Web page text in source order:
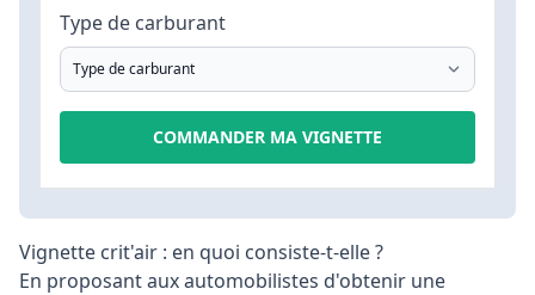
Type de carburant
COMMANDER MA VIGNETTE
Vignette crit'air : en quoi consiste-t-elle ?
En proposant aux automobilistes d'obtenir une